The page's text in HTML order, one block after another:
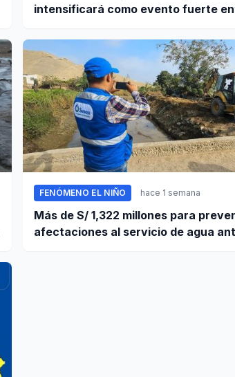
intensificará como evento fuerte
FENÓMENO EL NIÑO hace 1 semana
Más de S/ 1,322 millones para
afectaciones al servicio de agua